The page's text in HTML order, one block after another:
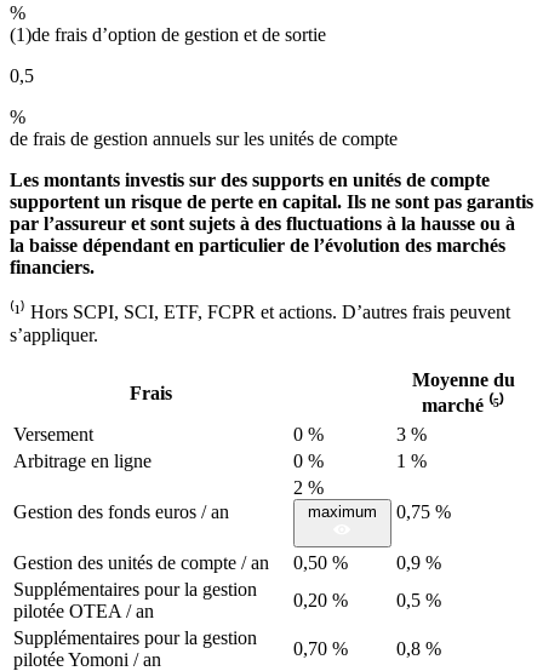
%
(1)de frais d’option de gestion et de sortie
0,5
%
de frais de gestion annuels sur les unités de compte
Les montants investis sur des supports en unités de compte
supportent un risque de perte en capital. Ils ne sont pas garantis
par l’assureur et sont sujets à des fluctuations à la hausse ou à
la baisse dépendant en particulier de l’évolution des marchés
financiers.
⁽¹⁾ Hors SCPI, SCI, ETF, FCPR et actions. D’autres frais peuvent
s’appliquer.
Frais
Moyenne du
marché ⁽⁵⁾
Versement
0 %
3 %
Arbitrage en ligne
0 % 1 %
Gestion des fonds euros / an
2 %
maximum 0,75 %
Gestion des unités de compte / an 0,50 %
0,9 %
Supplémentaires pour la gestion
pilotée OTEA / an
0,20 %
0,5 %
Supplémentaires pour la gestion
pilotée Yomoni / an
0,70 %
0,8 %